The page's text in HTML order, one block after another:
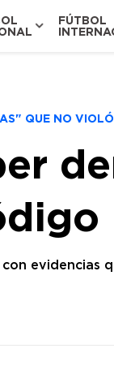
FÚTBOL
QUE NO